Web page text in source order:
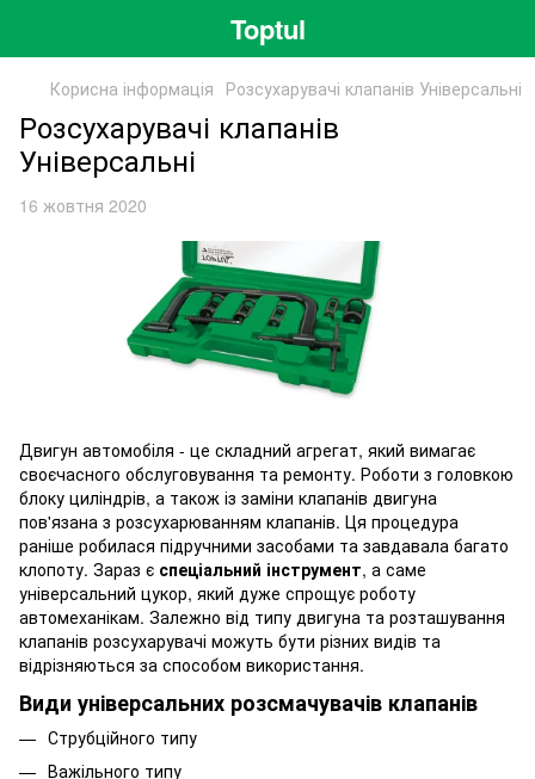
Toptul
Корисна інформація Розсухарувачі клапанів Універсальні
Розсухарувачі клапанів
Універсальні
16 жовтня 2020
Двигун автомобіля - це складний агрегат, який вимагає
своєчасного обслуговування та ремонту. Роботи з головкою
блоку циліндрів, а також із заміни клапанів двигуна
пов'язана з розсухарюванням клапанів. Ця процедура
раніше робилася підручними засобами та завдавала багато
клопоту. Зараз є спеціальний інструмент, а саме
універсальний цукор, який дуже спрощує роботу
автомеханікам. Залежно від типу двигуна та розташування
клапанів розсухарувачі можуть бути різних видів та
відрізняються за способом використання.
Види універсальних розсмачувачів клапанів
Струбційного типу
Важільного типу